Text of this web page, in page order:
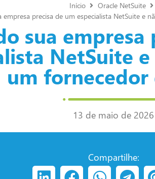
Início
Oracle NetSuite
empresa precisa de um especialista NetSuite e
sua empresa
NetSuite
um fornecedor
13 de maio de 2026
Compartilhe: